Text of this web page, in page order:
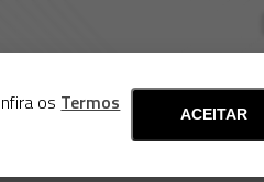
os Termos
ACEITAR